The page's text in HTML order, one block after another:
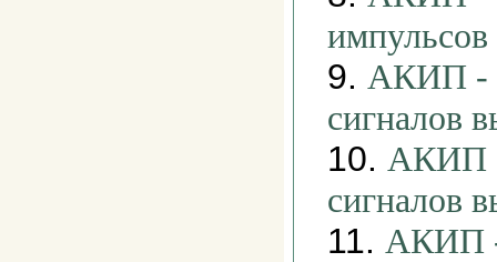
импульсов
9. АКИП -
сигналов
10. АКИП -
сигналов
11. АКИП